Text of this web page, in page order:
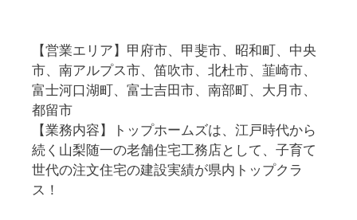
【営業エリア】甲府市、甲斐市、昭和町、中央
市、南アルプス市、笛吹市、北杜市、韮崎市、
富士河口湖町、富士吉田市、南部町、大月市、
都留市
【業務内容】トップホームズは、江戸時代から
続く山梨随一の老舗住宅工務店として、子育て
世代の注文住宅の建設実績が県内トップクラ
ス！